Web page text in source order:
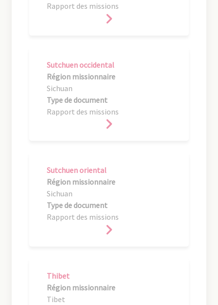
Rapport des missions
Sutchuen occidental
Région missionnaire
Sichuan
Type de document
Rapport des missions
Sutchuen oriental
Région missionnaire
Sichuan
Type de document
Rapport des missions
Thibet
Région missionnaire
Tibet